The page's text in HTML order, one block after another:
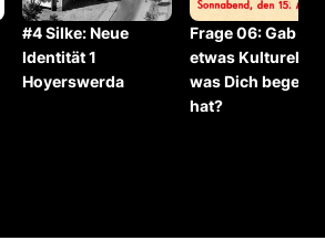
#4 Silke: Neue
Identität 1
Hoyerswerda
Frage 06: ⁠Gab es
etwas Kulturelles,
was Dich
hat?